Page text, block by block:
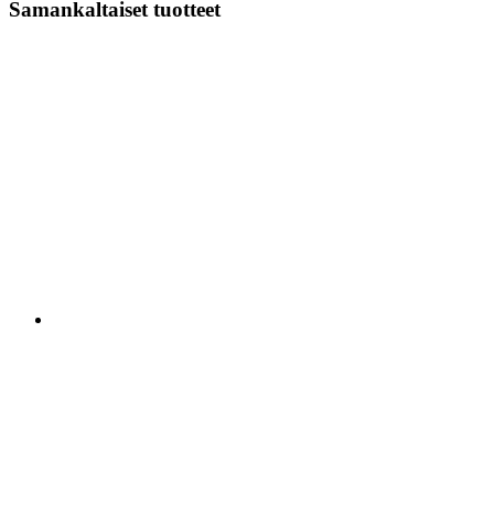
Samankaltaiset tuotteet